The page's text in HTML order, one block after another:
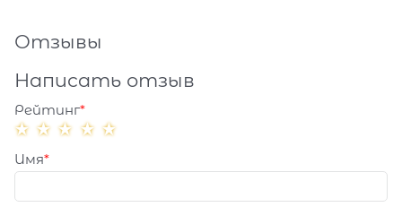
Отзывы
Написать отзыв
Рейтинг
Имя